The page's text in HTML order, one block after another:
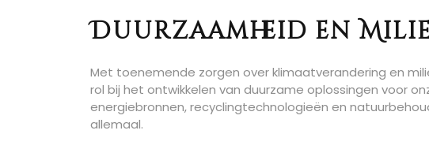
Duurzaamheid en
Met toenemende zorgen over klimaatverandering en
rol bij het ontwikkelen van duurzame oplossingen voor
energiebronnen, recyclingtechnologieën en
allemaal.